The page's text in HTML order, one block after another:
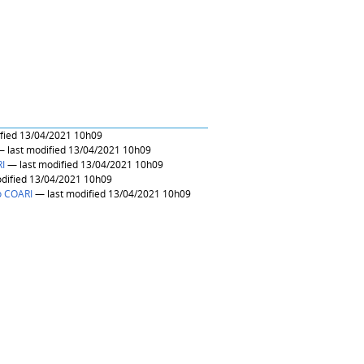
— last modified 13/04/2021 10h09
— last modified 13/04/2021 10h09
— last modified 13/04/2021 10h09
— last modified 13/04/2021 10h09
— last modified 13/04/2021 10h09